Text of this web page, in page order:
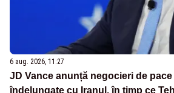
6 aug. 2026, 11:27
JD Vance anunță negocieri de
îndelungate cu Iranul, în timp ce